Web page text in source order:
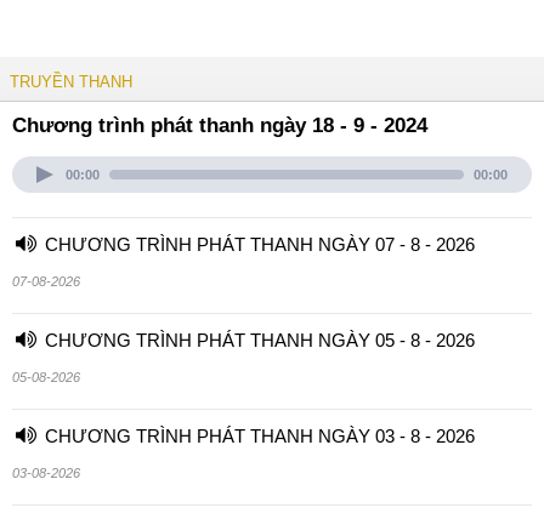
TRUYỀN THANH
Chương trình phát thanh ngày 18 - 9 - 2024
00:00 00:00
CHƯƠNG TRÌNH PHÁT THANH NGÀY 07 - 8 - 2026
07-08-2026
CHƯƠNG TRÌNH PHÁT THANH NGÀY 05 - 8 - 2026
05-08-2026
CHƯƠNG TRÌNH PHÁT THANH NGÀY 03 - 8 - 2026
03-08-2026